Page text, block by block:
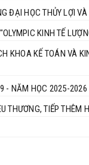
ĐẠI HỌC THỦY LỢI
KINH TẾ
KẾ TOÁN VÀ
- NĂM HỌC 2025-2026
THƯƠNG, TIẾP THÊM